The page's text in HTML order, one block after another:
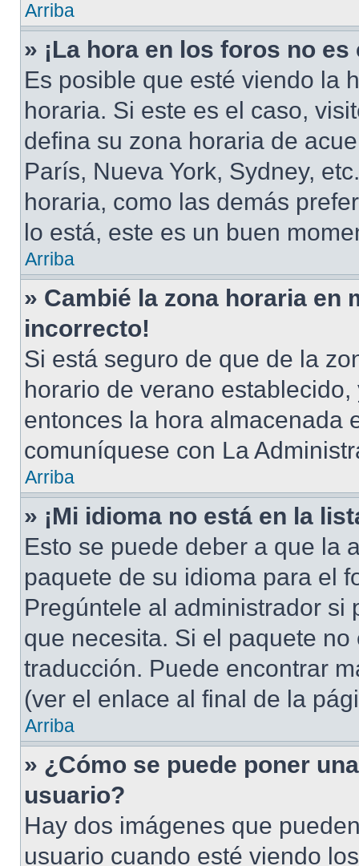
Arriba
» ¡La hora en los foros no
Es posible que esté viendo la
horaria. Si este es el caso,
defina su zona horaria de
París, Nueva York, Sydney,
horaria, como las demás
lo está, este es un buen
Arriba
» Cambié la zona horaria en
incorrecto!
Si está seguro de que de la
horario de verano
entonces la hora almacenada
comuníquese con La
Arriba
» ¡Mi idioma no está en la
Esto se puede deber a que la
paquete de su idioma para el
Pregúntele al administrador si
que necesita. Si el paquete
traducción. Puede encontrar
(ver el enlace al final de la
Arriba
» ¿Cómo se puede poner
usuario?
Hay dos imágenes que
usuario cuando esté viendo